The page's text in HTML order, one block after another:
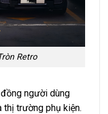
Retro
người dùng
trường phụ kiện.